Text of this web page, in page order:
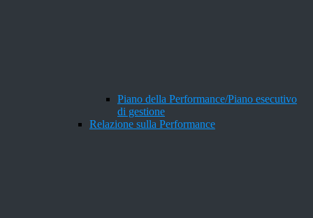
Piano della Performance/Piano esecutivo
di gestione
Relazione sulla Performance